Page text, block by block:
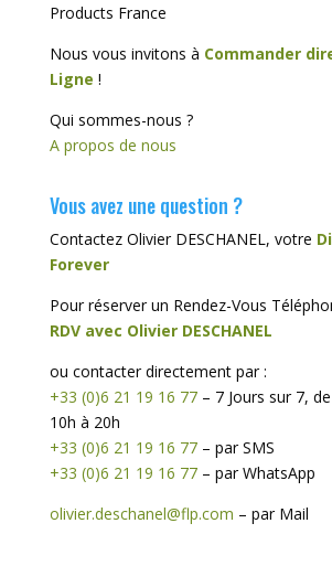
Products France
Nous vous invitons à Commander
Ligne !
Qui sommes-nous ?
A propos de nous
Vous avez une question ?
Contactez Olivier DESCHANEL, votre
Forever
Pour réserver un Rendez-Vous
RDV avec Olivier DESCHANEL
ou contacter directement par :
+33 (0)6 21 19 16 77– 7 Jours sur 7,
10h à 20h
+33 (0)6 21 19 16 77– par SMS
+33 (0)6 21 19 16 77– par WhatsApp
olivier.deschanel@flp.com – par Mail